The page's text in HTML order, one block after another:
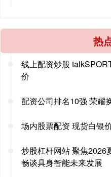
热
线上配资炒股
价
配资公司排名10强 荣耀
场内股票配资 现货白银
炒股杠杆网站 聚焦2026
畅谈具身智能未来发展